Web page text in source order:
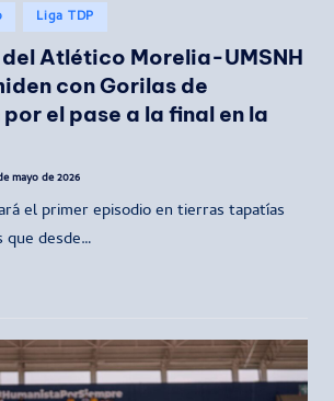
Liga TDP
del Atlético Morelia-UMSNH
con Gorilas de
el pase a la final en la
mayo de 2026
el primer episodio en tierras tapatías
que desde…